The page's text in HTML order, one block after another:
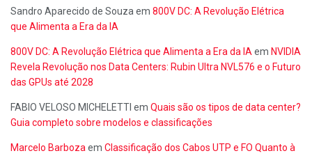
Sandro Aparecido de Souza em 800V DC: A Revolução Elétrica
que Alimenta a Era da IA
800V DC: A Revolução Elétrica que Alimenta a Era da IA em NVIDIA
Revela Revolução nos Data Centers: Rubin Ultra NVL576 e o Futuro
das GPUs até 2028
FABIO VELOSO MICHELETTI em Quais são os tipos de data center?
Guia completo sobre modelos e classificações
Marcelo Barboza em Classificação dos Cabos UTP e FO Quanto à